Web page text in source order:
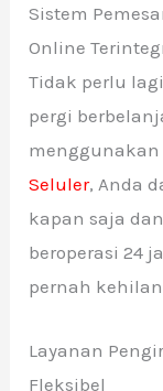
Sistem
Online
Tidak perlu
pergi
menggunakan
Seluler, Anda
kapan saja
beroperasi 24
pernah
Layanan
Fleksibel